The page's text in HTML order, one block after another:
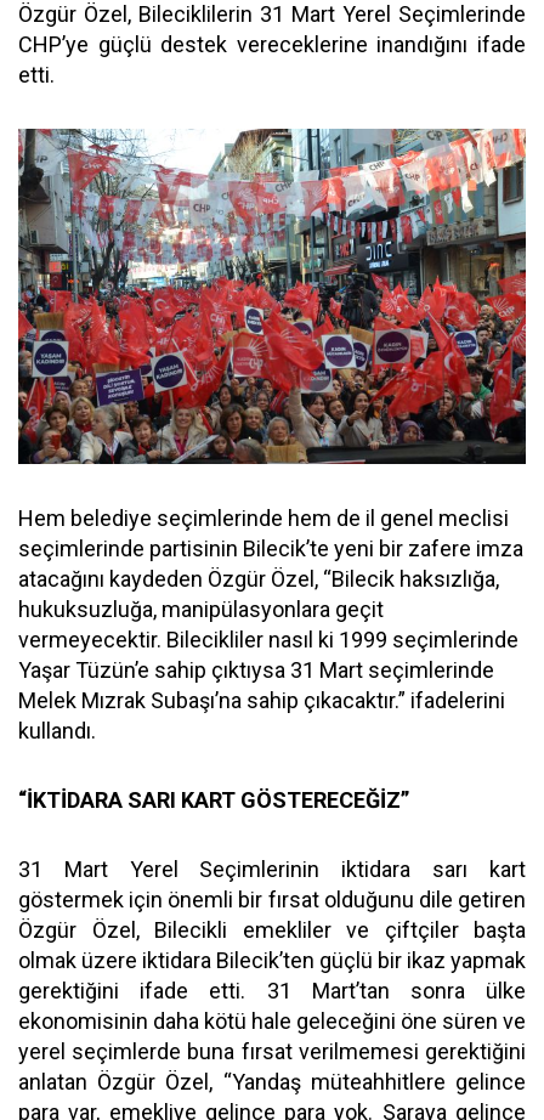
Özgür Özel, Bileciklilerin 31 Mart Yerel Seçimlerinde
CHP’ye güçlü destek vereceklerine inandığını ifade
etti.
Hem belediye seçimlerinde hem de il genel meclisi
seçimlerinde partisinin Bilecik’te yeni bir zafere imza
atacağını kaydeden Özgür Özel, “Bilecik haksızlığa,
hukuksuzluğa, manipülasyonlara geçit
vermeyecektir. Bilecikliler nasıl ki 1999 seçimlerinde
Yaşar Tüzün’e sahip çıktıysa 31 Mart seçimlerinde
Melek Mızrak Subaşı’na sahip çıkacaktır.” ifadelerini
kullandı.
“İKTİDARA SARI KART GÖSTERECEĞİZ”
31 Mart Yerel Seçimlerinin iktidara sarı kart
göstermek için önemli bir fırsat olduğunu dile getiren
Özgür Özel, Bilecikli emekliler ve çiftçiler başta
olmak üzere iktidara Bilecik’ten güçlü bir ikaz yapmak
gerektiğini ifade etti. 31 Mart’tan sonra ülke
ekonomisinin daha kötü hale geleceğini öne süren ve
yerel seçimlerde buna fırsat verilmemesi gerektiğini
anlatan Özgür Özel, “Yandaş müteahhitlere gelince
para var, emekliye gelince para yok. Saraya gelince